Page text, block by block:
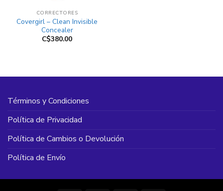
CORRECTORES
Covergirl – Clean Invisible
Concealer
C$380.00
Términos y Condiciones
Política de Privacidad
Política de Cambios o Devolución
Política de Envío